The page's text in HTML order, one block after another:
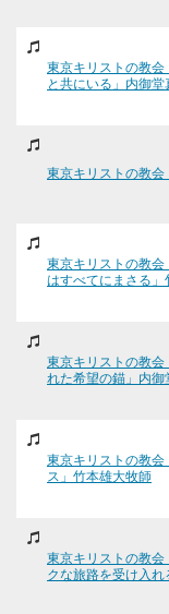
東京キリストの教
と共にいる」内御堂
東京キリストの教会
東京キリストの教
はすべてにまさる」
東京キリストの教
れた希望の錨」内御
東京キリストの教
ス」竹本雄大牧師
東京キリストの教
クな旅路を受け入れ